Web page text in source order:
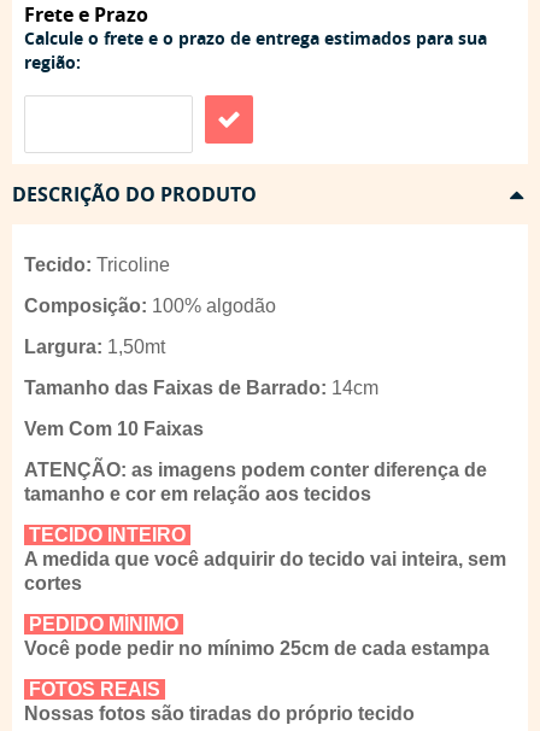
Frete e Prazo
Calcule o frete e o prazo de entrega estimados para sua
região:
DESCRIÇÃO DO PRODUTO
Tecido: Tricoline
Composição: 100% algodão
Largura: 1,50mt
Tamanho das Faixas de Barrado: 14cm
Vem Com 10 Faixas
ATENÇÃO: as imagens podem conter diferença de
tamanho e cor em relação aos tecidos
TECIDO INTEIRO
A medida que você adquirir do tecido vai inteira, sem
cortes
PEDIDO MÍNIMO
Você pode pedir no mínimo 25cm de cada estampa
FOTOS REAIS
Nossas fotos são tiradas do próprio tecido